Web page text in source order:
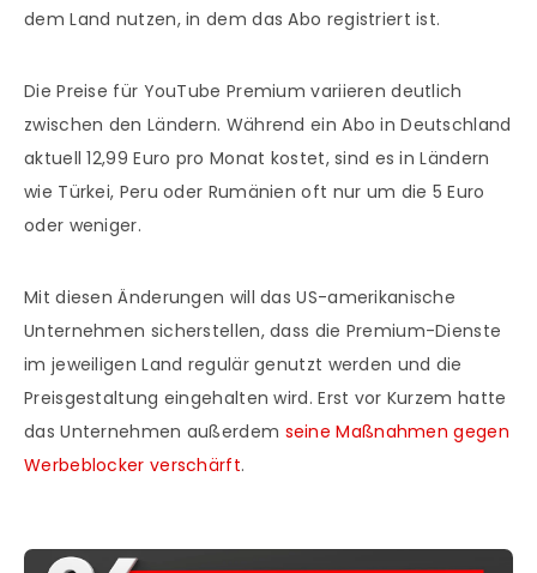
dem Land nutzen, in dem das Abo registriert ist.
Die Preise für YouTube Premium variieren deutlich
zwischen den Ländern. Während ein Abo in Deutschland
aktuell 12,99 Euro pro Monat kostet, sind es in Ländern
wie Türkei, Peru oder Rumänien oft nur um die 5 Euro
oder weniger.
Mit diesen Änderungen will das US-amerikanische
Unternehmen sicherstellen, dass die Premium-Dienste
im jeweiligen Land regulär genutzt werden und die
Preisgestaltung eingehalten wird. Erst vor Kurzem hatte
das Unternehmen außerdem seine Maßnahmen gegen
Werbeblocker verschärft.